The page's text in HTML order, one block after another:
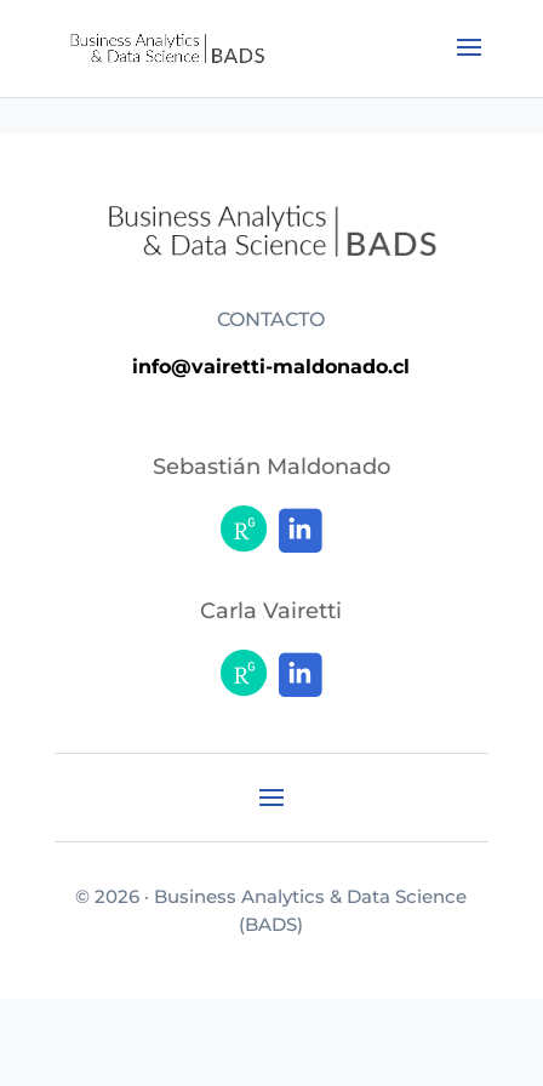
CONTACTO
info@vairetti-maldonado.cl
Sebastián Maldonado
Carla Vairetti
© 2026 · Business Analytics & Data Science
(BADS)